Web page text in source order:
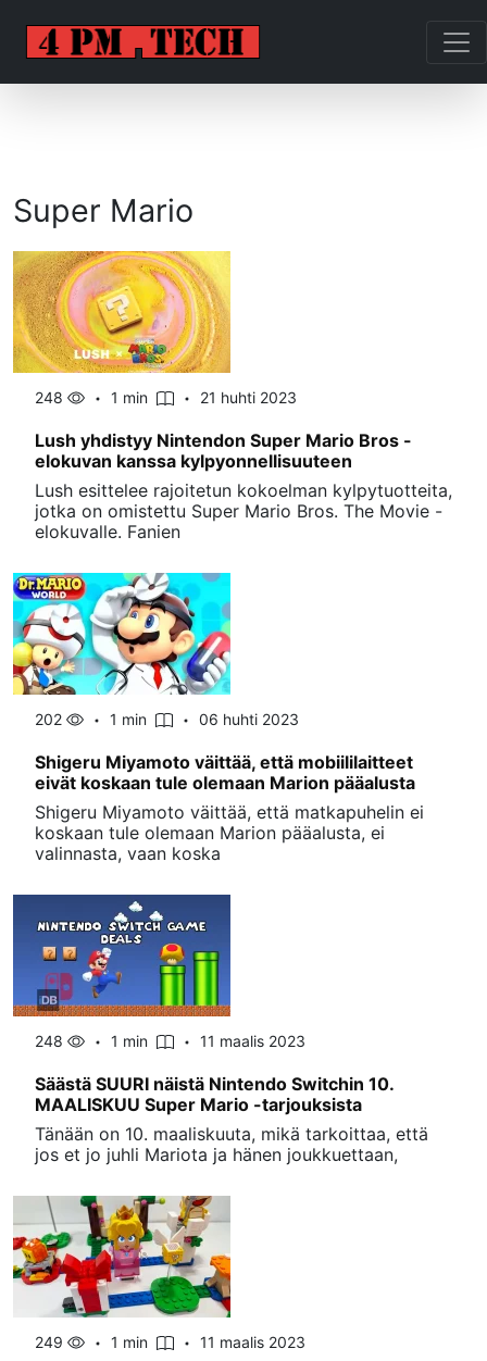
Super Mario
248 1 min 21 huhti 2023
Lush yhdistyy Nintendon Super Mario Bros -
elokuvan kanssa kylpyonnellisuuteen
Lush esittelee rajoitetun kokoelman kylpytuotteita,
jotka on omistettu Super Mario Bros. The Movie -
elokuvalle. Fanien
202 1 min 06 huhti 2023
Shigeru Miyamoto väittää, että mobiililaitteet
eivät koskaan tule olemaan Marion pääalusta
Shigeru Miyamoto väittää, että matkapuhelin ei
koskaan tule olemaan Marion pääalusta, ei
valinnasta, vaan koska
248 1 min 11 maalis 2023
Säästä SUURI näistä Nintendo Switchin 10.
MAALISKUU Super Mario -tarjouksista
Tänään on 10. maaliskuuta, mikä tarkoittaa, että
jos et jo juhli Mariota ja hänen joukkuettaan,
249 1 min 11 maalis 2023